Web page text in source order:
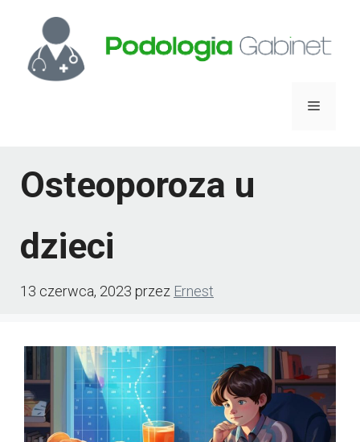
treści
Menu
Osteoporoza u
dzieci
13 czerwca, 2023 przez Ernest